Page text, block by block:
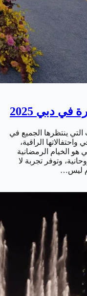
ينتظرها الجميع في
واحتفالاتها الراقية،
هو الخيام الرمضانية
وتوفر تجربة لا
ليس…